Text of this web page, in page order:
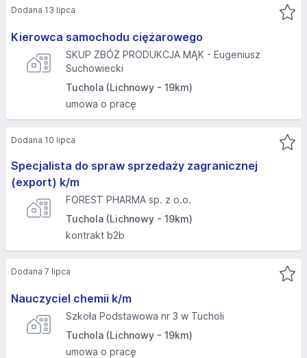
Kierowca samochodu ciężarowego
SKUP ZBÓŻ PRODUKCJA MĄK - Eugeniusz
Suchowiecki
Tuchola (Lichnowy - 19km)
umowa o pracę
Dodana 13 lipca
Specjalista do spraw sprzedaży zagranicznej
(export) k/m
FOREST PHARMA sp. z o.o.
Tuchola (Lichnowy - 19km)
kontrakt b2b
Dodana 10 lipca
Nauczyciel chemii k/m
Szkoła Podstawowa nr 3 w Tucholi
Tuchola (Lichnowy - 19km)
umowa o pracę
Dodana 7 lipca